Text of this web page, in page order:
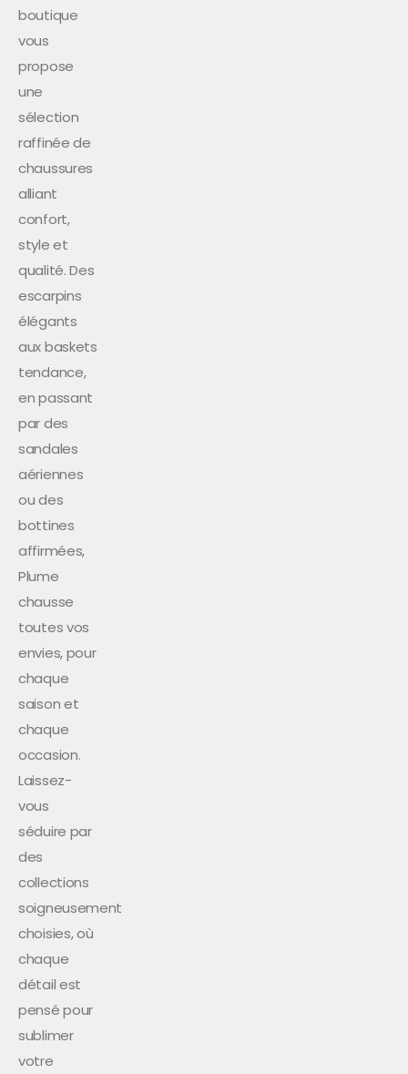
boutique
vous
propose
une
sélection
raffinée de
chaussures
alliant
confort,
style et
qualité. Des
escarpins
élégants
aux baskets
tendance,
en passant
par des
sandales
aériennes
ou des
bottines
affirmées,
Plume
chausse
toutes vos
envies, pour
chaque
saison et
chaque
occasion.
Laissez-
vous
séduire par
des
collections
soigneusement
choisies, où
chaque
détail est
pensé pour
sublimer
votre